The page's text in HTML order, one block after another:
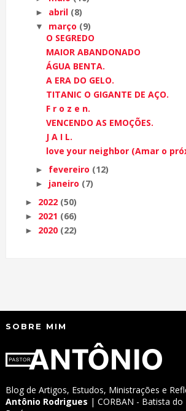
► abril (8)
▼ março (9)
O SEGREDO
MAIOR ABANDONADO
ÁGUA BENTA.
A ERA DO GELO.
TITANIC O GIGANTE DE AÇO.
F r o z e n.
VENCENDO AS EMOÇÕES.
J A I L.
love your neighbor (Amar o
► fevereiro (12)
► janeiro (7)
► 2022 (50)
► 2021 (66)
► 2020 (22)
SOBRE MIM
Blog de Artigos, Estudos, Ministrações e
Antônio Rodrigues | CORBAN - Batista